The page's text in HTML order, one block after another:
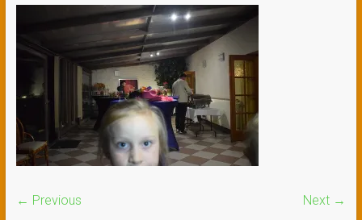
← Previous Next →